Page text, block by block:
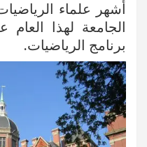
أشهر علماء
الجامعة لهذا
برنامج الرياضيات.